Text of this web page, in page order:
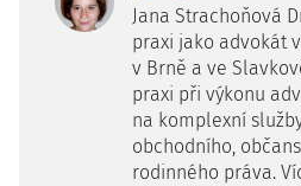
Jana Strachoňová
praxi jako advokát
v Brně a ve
praxi při výkonu
na komplexní
obchodního,
rodinného práva.